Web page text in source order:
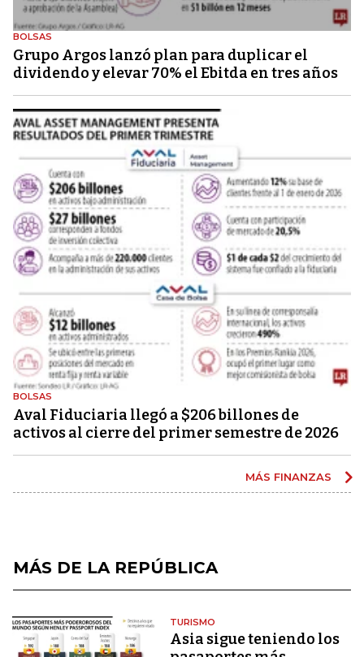
BOLSAS
Grupo Argos lanzó plan para duplicar el
dividendo y elevar 70% el Ebitda en tres años
BOLSAS
Aval Fiduciaria llegó a $206 billones de
activos al cierre del primer semestre de 2026
MÁS FINANZAS
MÁS DE LA REPÚBLICA
TURISMO
Asia sigue teniendo los